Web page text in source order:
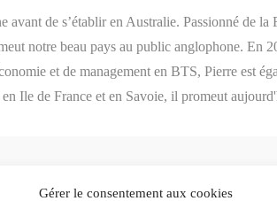
Gérer le consentement aux cookies
de s’établir en Australie. Passionné de
notre beau pays au public anglophone. En
et de management en BTS, Pierre est
Ile de France et en Savoie, il promeut